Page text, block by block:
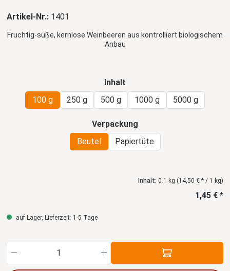
Artikel-Nr.: 1401
Fruchtig-süße, kernlose Weinbeeren aus kontrolliert biologischem
Anbau
Inhalt
100 g
250 g 500 g 1000 g 5000 g
Verpackung
Beutel
Papiertüte
Inhalt: 0.1 kg (14,50 € * / 1 kg)
1,45 € *
auf Lager, Lieferzeit: 1-5 Tage
Produkt Anzahl: Gib den gewünschten Wert